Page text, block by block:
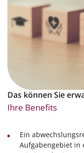
Das können Sie
Ihre Benefits
Ein
Aufgabengebiet in